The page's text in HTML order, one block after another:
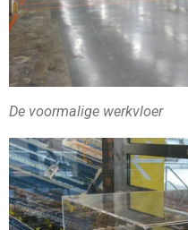
De voormalige werkvloer